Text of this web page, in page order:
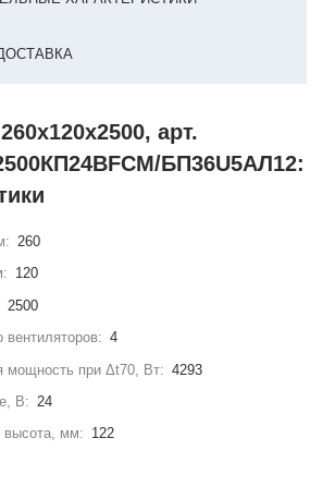
арт.
БП36U5АЛ12:
260
120
2500
вентиляторов: 4
мощность при Δt70, Вт: 4293
В: 24
высота, мм: 122